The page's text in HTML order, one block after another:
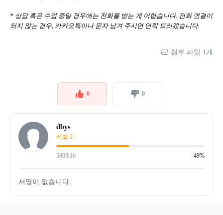
* 상담 혹은 수업 중일 경우에는 전화를 받는 게 어렵습니다. 전화 연결이
되지 않는 경우, 카카오톡이나 문자 남겨 주시면 연락 드리겠습니다.
첨부 파일 1개
0 0
dbys
레벨 2
580/810 49%
서명이 없습니다.